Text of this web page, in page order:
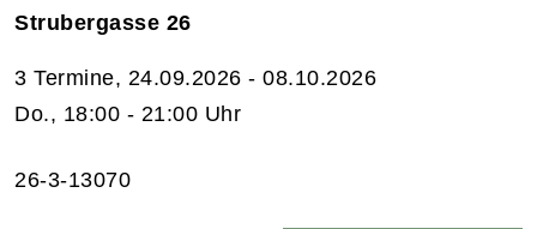
Strubergasse 26
3 Termine, 24.09.2026 - 08.10.2026
Do., 18:00 - 21:00 Uhr
26-3-13070